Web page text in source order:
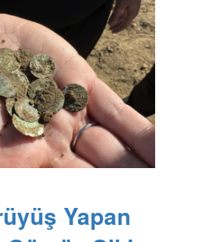
Yapan